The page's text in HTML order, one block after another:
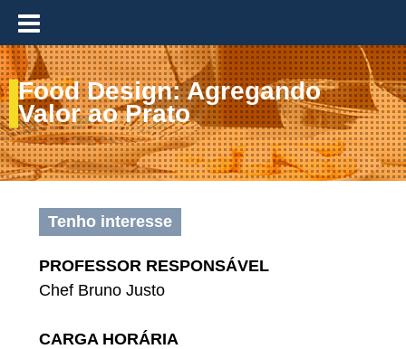
≡
Food Design: Agregando
Valor ao Prato
Tenho interesse
PROFESSOR RESPONSÁVEL
Chef Bruno Justo
CARGA HORÁRIA